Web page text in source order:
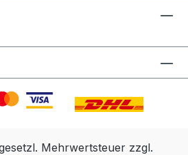
Mehrwertsteuer zzgl.